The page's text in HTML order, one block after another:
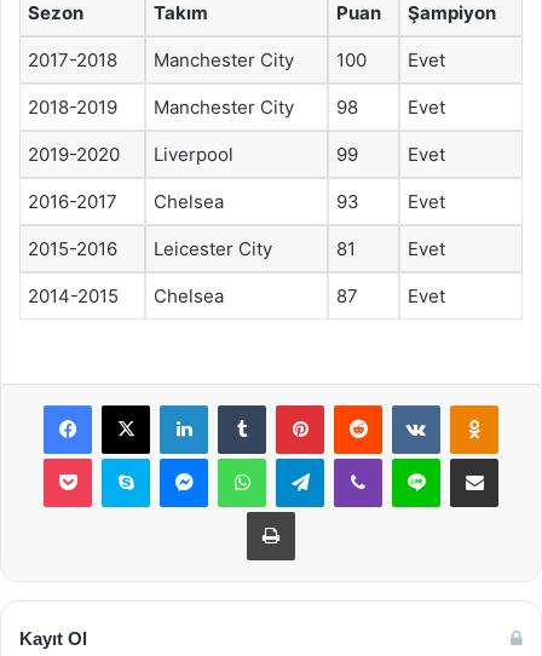
Sezon Takım Puan Şampiyon
2017-2018 Manchester City 100 Evet
2018-2019 Manchester City 98 Evet
2019-2020 Liverpool 99 Evet
2016-2017 Chelsea 93 Evet
2015-2016 Leicester City 81 Evet
2014-2015 Chelsea 87 Evet
Facebook
X LinkedInTumblr PinterestReddit VKontakte
Pocket Skype MessengerWhatsAppTelegramViber Line E-Posta ile
Yazdır
Kayıt Ol